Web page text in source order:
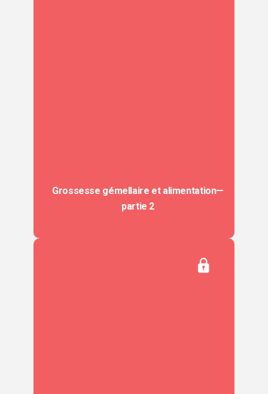
Grossesse gémellaire et alimentation—
partie 2